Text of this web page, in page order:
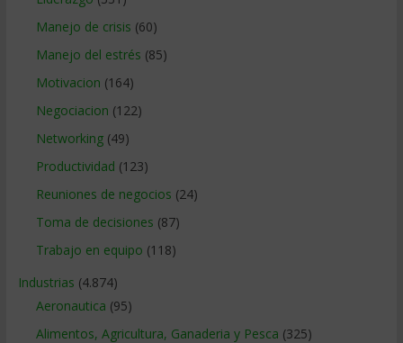
Manejo de crisis (60)
Manejo del estrés (85)
Motivacion (164)
Negociacion (122)
Networking(49)
Productividad (123)
Reuniones de negocios (24)
Toma de decisiones (87)
Trabajo en equipo (118)
Industrias (4.874)
Aeronautica (95)
Alimentos, Agricultura, Ganaderia y Pesca (325)